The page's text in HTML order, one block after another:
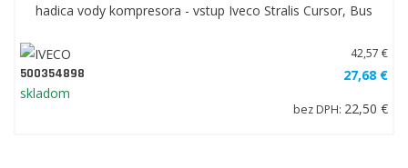
hadica vody kompresora - vstup Iveco Stralis Cursor, Bus
500354898
skladom
42,57 €
27,68 €
bez DPH: 22,50 €